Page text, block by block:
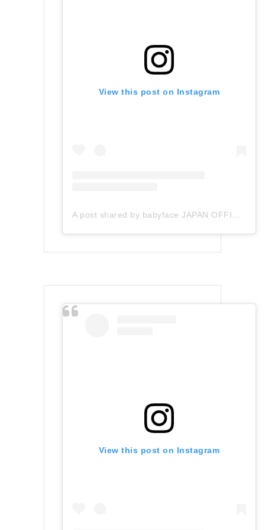
View this post on Instagram
A post shared by babyface JAPAN OFFICIAL (@babyface_japan)
View this post on Instagram